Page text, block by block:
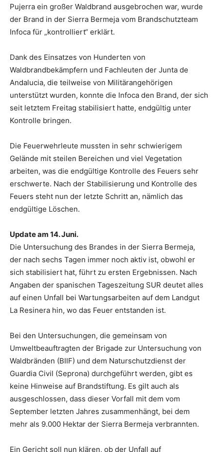
Pujerra ein großer Waldbrand ausgebrochen war, wurde
der Brand in der Sierra Bermeja vom Brandschutzteam
Infoca für „kontrolliert“ erklärt.
Dank des Einsatzes von Hunderten von
Waldbrandbekämpfern und Fachleuten der Junta de
Andalucia, die teilweise von Militärangehörigen
unterstützt wurden, konnte die Infoca den Brand, der sich
seit letztem Freitag stabilisiert hatte, endgültig unter
Kontrolle bringen.
Die Feuerwehrleute mussten in sehr schwierigem
Gelände mit steilen Bereichen und viel Vegetation
arbeiten, was die endgültige Kontrolle des Feuers sehr
erschwerte. Nach der Stabilisierung und Kontrolle des
Feuers steht nun der letzte Schritt an, nämlich das
endgültige Löschen.
Update am 14. Juni.
Die Untersuchung des Brandes in der Sierra Bermeja,
der nach sechs Tagen immer noch aktiv ist, obwohl er
sich stabilisiert hat, führt zu ersten Ergebnissen. Nach
Angaben der spanischen Tageszeitung SUR deutet alles
auf einen Unfall bei Wartungsarbeiten auf dem Landgut
La Resinera hin, wo das Feuer entstanden ist.
Bei den Untersuchungen, die gemeinsam von
Umweltbeauftragten der Brigade zur Untersuchung von
Waldbränden (BIIF) und dem Naturschutzdienst der
Guardia Civil (Seprona) durchgeführt werden, gibt es
keine Hinweise auf Brandstiftung. Es gilt auch als
ausgeschlossen, dass dieser Vorfall mit dem vom
September letzten Jahres zusammenhängt, bei dem
mehr als 9.000 Hektar der Sierra Bermeja verbrannten.
Ein Gericht soll nun klären, ob der Unfall auf